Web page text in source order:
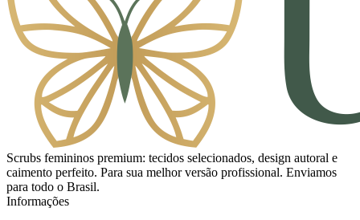
Scrubs femininos premium: tecidos selecionados, design autoral e
caimento perfeito. Para sua melhor versão profissional. Enviamos
para todo o Brasil.
Informações